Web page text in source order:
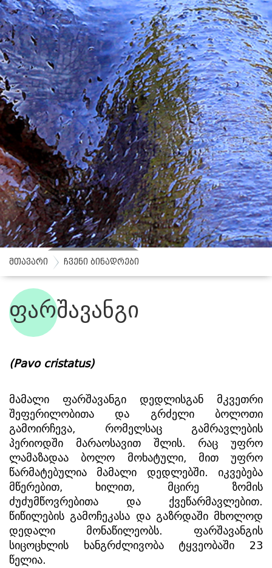
ჩვენი ბინადრები
მთავარი ჩვენი ბინადრები
ფარშავანგი
(Pavo cristatus)
მამალი ფარშავანგი დედლისგან მკვეთრი
შეფერილობითა და გრძელი ბოლოთი
გამოირჩევა, რომელსაც გამრავლების
პერიოდში მარაოსავით შლის. რაც უფრო
ლამაზადაა ბოლო მოხატული, მით უფრო
წარმატებულია მამალი დედლებში. იკვებება
მწერებით, ხილით, მცირე ზომის
ძუძუმწოვრებითა და ქვეწარმავლებით.
წიწილების გამოჩეკასა და გაზრდაში მხოლოდ
დედალი მონაწილეობს. ფარშავანგის
სიცოცხლის ხანგრძლივობა ტყვეობაში 23
წელია.